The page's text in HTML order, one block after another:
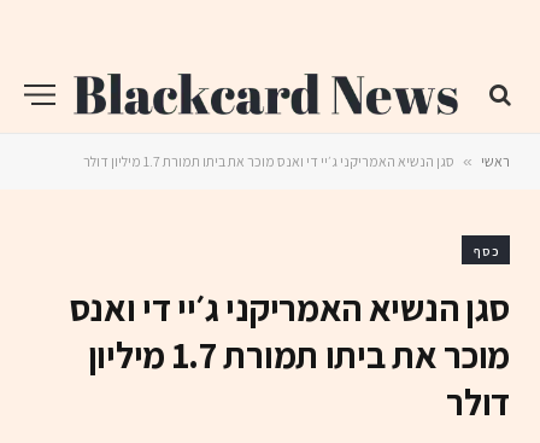
ראשי » סגן הנשיא האמריקני ג׳יי די ואנס מוכר את ביתו תמורת 1.7 מיליון דולר
כסף
סגן הנשיא האמריקני ג׳יי די ואנס
מוכר את ביתו תמורת 1.7 מיליון
דולר